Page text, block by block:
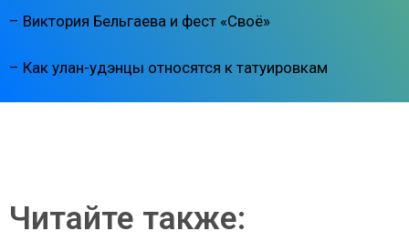
– Виктория Бельгаева и фест «Своё»
– Как улан-удэнцы относятся к татуировкам
Читайте также: